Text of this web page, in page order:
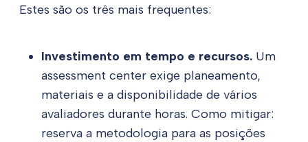
Estes são os três mais frequentes:
Investimento em tempo e recursos. Um
assessment center exige planeamento,
materiais e a disponibilidade de vários
avaliadores durante horas. Como mitigar:
reserva a metodologia para as posições